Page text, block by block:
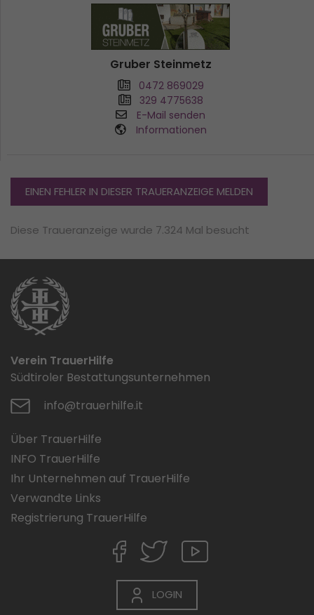
Gruber Steinmetz
0472 869029
329 4775638
E-Mail senden
Informationen
EINEN FEHLER IN DIESER TRAUERANZEIGE MELDEN
Diese Traueranzeige wurde 7.324 Mal besucht
Verein TrauerHilfe
Südtiroler Bestattungsunternehmen
info@trauerhilfe.it
Über TrauerHilfe
INFO TrauerHilfe
Ihr Unternehmen auf TrauerHilfe
Verwandte Links
Registrierung TrauerHilfe
LOGIN